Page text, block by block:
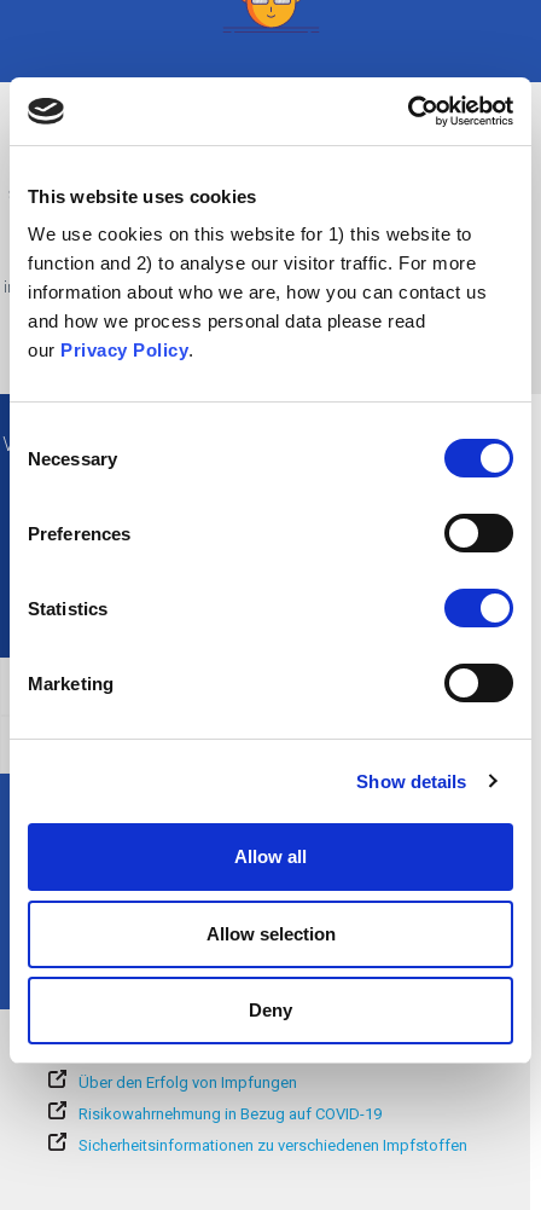
This website uses cookies
We use cookies on this website for 1) this website to
function and 2) to analyse our visitor traffic. For more
information about who we are, how you can contact us
and how we process personal data please read
our Privacy Policy.
Selection
Necessary
Preferences
Statistics
Marketing
Show details
Allow all
Allow selection
Deny
Da die meisten Menschen nicht regelmäßig mit impfpräventablen
Krankheiten in Kontakt kommen, haben sie möglicherweise keine Angst
sind, wenn man keine direkte Erfahrung mit den Krankheiten hat, die sie
verhindern. Zudem haben viele Menschen in ihrem Leben noch andere
Verpflichtungen mit einem höheren Stellenwert als Impfungen. Sich
impfen zu lassen, kann demnach als beschwerlich oder lästig empfunden
werden, vor allem, wenn man auf logistische Probleme stößt.
Was könnte ich zu einer Person sagen, die sich auf
diese Überzeugung versteift hat?
Allgemeine Bestätigung
Widerlegung dieses Arguments
Wo kann ich mehr erfahren?
Zusätzliche Informationen:
Über den Erfolg von Impfungen
Risikowahrnehmung in Bezug auf COVID-19
Sicherheitsinformationen zu verschiedenen Impfstoffen